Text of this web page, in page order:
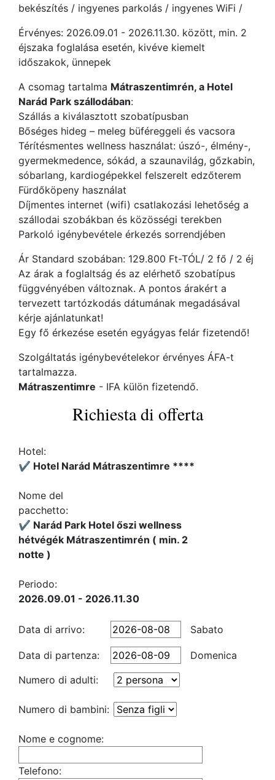
bekészítés / ingyenes parkolás / ingyenes WiFi /
Érvényes: 2026.09.01 - 2026.11.30. között, min. 2
éjszaka foglalása esetén, kivéve kiemelt
időszakok, ünnepek
A csomag tartalma Mátraszentimrén, a Hotel
Narád Park szállodában:
Szállás a kiválasztott szobatípusban
Bőséges hideg – meleg büféreggeli és vacsora
Térítésmentes wellness használat: úszó-, élmény-,
gyermekmedence, sókád, a szaunavilág, gőzkabin,
sóbarlang, kardiogépekkel felszerelt edzőterem
Fürdőköpeny használat
Díjmentes internet (wifi) csatlakozási lehetőség a
szállodai szobákban és közösségi terekben
Parkoló igénybevétele érkezés sorrendjében
Ár Standard szobában: 129.800 Ft-TÓL/ 2 fő / 2 éj
Az árak a foglaltság és az elérhető szobatípus
függvényében változnak. A pontos árakért a
tervezett tartózkodás dátumának megadásával
kérje ajánlatunkat!
Egy fő érkezése esetén egyágyas felár fizetendő!
Szolgáltatás igénybevételekor érvényes ÁFA-t
tartalmazza.
Mátraszentimre - IFA külön fizetendő.
Richiesta di offerta
Hotel:
✔️ Hotel Narád Mátraszentimre ****
Nome del
pacchetto:
✔️ Narád Park Hotel őszi wellness
hétvégék Mátraszentimrén ( min. 2
notte )
Periodo:
2026.09.01 - 2026.11.30
Data di arrivo: Sabato
Data di partenza:
Domenica
Numero di adulti:
Numero di bambini:
Nome e cognome:
Telefono: